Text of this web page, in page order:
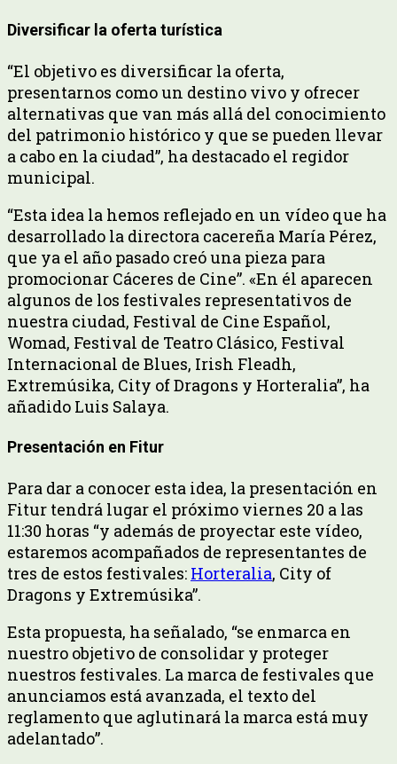
Diversificar la oferta turística
“El objetivo es diversificar la oferta,
presentarnos como un destino vivo y ofrecer
alternativas que van más allá del conocimiento
del patrimonio histórico y que se pueden llevar
a cabo en la ciudad”, ha destacado el regidor
municipal.
“Esta idea la hemos reflejado en un vídeo que ha
desarrollado la directora cacereña María Pérez,
que ya el año pasado creó una pieza para
promocionar Cáceres de Cine”. «En él aparecen
algunos de los festivales representativos de
nuestra ciudad, Festival de Cine Español,
Womad, Festival de Teatro Clásico, Festival
Internacional de Blues, Irish Fleadh,
Extremúsika, City of Dragons y Horteralia”, ha
añadido Luis Salaya.
Presentación en Fitur
Para dar a conocer esta idea, la presentación en
Fitur tendrá lugar el próximo viernes 20 a las
11:30 horas “y además de proyectar este vídeo,
estaremos acompañados de representantes de
tres de estos festivales: Horteralia, City of
Dragons y Extremúsika”.
Esta propuesta, ha señalado, “se enmarca en
nuestro objetivo de consolidar y proteger
nuestros festivales. La marca de festivales que
anunciamos está avanzada, el texto del
reglamento que aglutinará la marca está muy
adelantado”.